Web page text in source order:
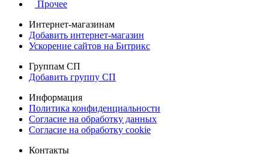
Прочее
Интернет-магазинам
Добавить интернет-магазин
Ускорение сайтов на Битрикс
Группам СП
Добавить группу СП
Информация
Политика конфиденциальности
Согласие на обработку данных
Согласие на обработку cookie
Контакты